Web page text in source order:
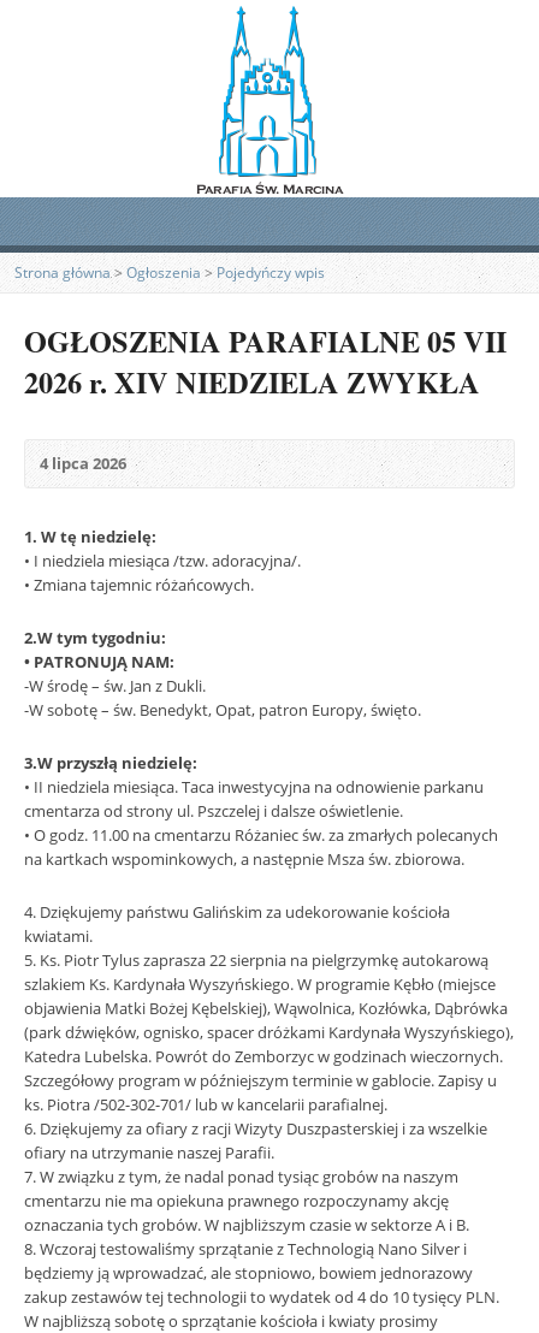
Strona główna> Ogłoszenia>Pojedyńczy wpis
OGŁOSZENIA PARAFIALNE 05 VII
2026 r. XIV NIEDZIELA ZWYKŁA
4 lipca 2026
1. W tę niedzielę:
• I niedziela miesiąca /tzw. adoracyjna/.
• Zmiana tajemnic różańcowych.
2.W tym tygodniu:
• PATRONUJĄ NAM:
-W środę – św. Jan z Dukli.
-W sobotę – św. Benedykt, Opat, patron Europy, święto.
3.W przyszłą niedzielę:
• II niedziela miesiąca. Taca inwestycyjna na odnowienie parkanu
cmentarza od strony ul. Pszczelej i dalsze oświetlenie.
• O godz. 11.00 na cmentarzu Różaniec św. za zmarłych polecanych
na kartkach wspominkowych, a następnie Msza św. zbiorowa.
4. Dziękujemy państwu Galińskim za udekorowanie kościoła
kwiatami.
5. Ks. Piotr Tylus zaprasza 22 sierpnia na pielgrzymkę autokarową
szlakiem Ks. Kardynała Wyszyńskiego. W programie Kębło (miejsce
objawienia Matki Bożej Kębelskiej), Wąwolnica, Kozłówka, Dąbrówka
(park dźwięków, ognisko, spacer dróżkami Kardynała Wyszyńskiego),
Katedra Lubelska. Powrót do Zemborzyc w godzinach wieczornych.
Szczegółowy program w późniejszym terminie w gablocie. Zapisy u
ks. Piotra /502-302-701/ lub w kancelarii parafialnej.
6. Dziękujemy za ofiary z racji Wizyty Duszpasterskiej i za wszelkie
ofiary na utrzymanie naszej Parafii.
7. W związku z tym, że nadal ponad tysiąc grobów na naszym
cmentarzu nie ma opiekuna prawnego rozpoczynamy akcję
oznaczania tych grobów. W najbliższym czasie w sektorze A i B.
8. Wczoraj testowaliśmy sprzątanie z Technologią Nano Silver i
będziemy ją wprowadzać, ale stopniowo, bowiem jednorazowy
zakup zestawów tej technologii to wydatek od 4 do 10 tysięcy PLN.
W najbliższą sobotę o sprzątanie kościoła i kwiaty prosimy